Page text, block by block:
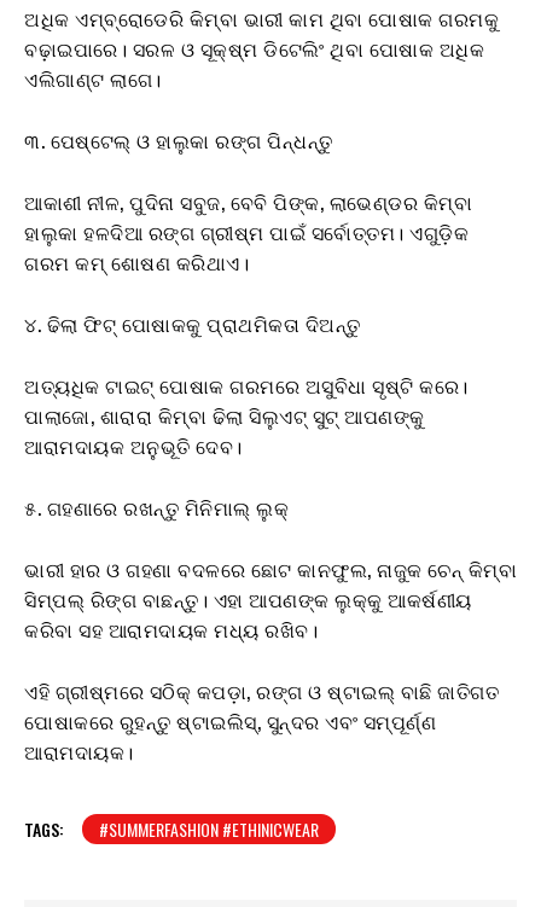
ଅଧିକ ଏମ୍ବ୍ରୋଡେରି କିମ୍ବା ଭାରୀ କାମ ଥିବା ପୋଷାକ ଗରମକୁ
ବଢ଼ାଇପାରେ। ସରଳ ଓ ସୂକ୍ଷ୍ମ ଡିଟେଲିଂ ଥିବା ପୋଷାକ ଅଧିକ
ଏଲିଗାଣ୍ଟ ଲାଗେ।
୩. ପେଷ୍ଟେଲ୍ ଓ ହାଲୁକା ରଙ୍ଗ ପିନ୍ଧନ୍ତୁ
ଆକାଶୀ ନୀଳ, ପୁଦିନା ସବୁଜ, ବେବି ପିଙ୍କ, ଲାଭେଣ୍ଡର କିମ୍ବା
ହାଲୁକା ହଳଦିଆ ରଙ୍ଗ ଗ୍ରୀଷ୍ମ ପାଇଁ ସର୍ବୋତ୍ତମ। ଏଗୁଡ଼ିକ
ଗରମ କମ୍ ଶୋଷଣ କରିଥାଏ।
୪. ଢିଲା ଫିଟ୍ ପୋଷାକକୁ ପ୍ରାଥମିକତା ଦିଅନ୍ତୁ
ଅତ୍ୟଧିକ ଟାଇଟ୍ ପୋଷାକ ଗରମରେ ଅସୁବିଧା ସୃଷ୍ଟି କରେ।
ପାଲାଜୋ, ଶାରାରା କିମ୍ବା ଢିଲା ସିଲୁଏଟ୍ ସୁଟ୍ ଆପଣଙ୍କୁ
ଆରାମଦାୟକ ଅନୁଭୂତି ଦେବ।
୫. ଗହଣାରେ ରଖନ୍ତୁ ମିନିମାଲ୍ ଲୁକ୍
ଭାରୀ ହାର ଓ ଗହଣା ବଦଳରେ ଛୋଟ କାନଫୁଲ, ନାଜୁକ ଚେନ୍ କିମ୍ବା
ସିମ୍ପଲ୍ ରିଙ୍ଗ ବାଛନ୍ତୁ। ଏହା ଆପଣଙ୍କ ଲୁକ୍‌କୁ ଆକର୍ଷଣୀୟ
କରିବା ସହ ଆରାମଦାୟକ ମଧ୍ୟ ରଖିବ।
ଏହି ଗ୍ରୀଷ୍ମରେ ସଠିକ୍ କପଡ଼ା, ରଙ୍ଗ ଓ ଷ୍ଟାଇଲ୍ ବାଛି ଜାତିଗତ
ପୋଷାକରେ ରୁହନ୍ତୁ ଷ୍ଟାଇଲିସ୍, ସୁନ୍ଦର ଏବଂ ସମ୍ପୂର୍ଣ୍ଣ
ଆରାମଦାୟକ।
TAGS: #SUMMERFASHION #ETHINICWEAR